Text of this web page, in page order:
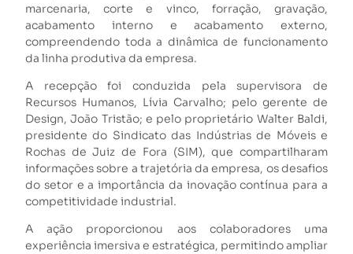
marcenaria, corte e vinco, forração, gravação,
acabamento interno e acabamento externo,
compreendendo toda a dinâmica de funcionamento
da linha produtiva da empresa.
A recepção foi conduzida pela supervisora de
Recursos Humanos, Lívia Carvalho; pelo gerente de
Design, João Tristão; e pelo proprietário Walter Baldi,
presidente do Sindicato das Indústrias de Móveis e
Rochas de Juiz de Fora (SIM), que compartilharam
informações sobre a trajetória da empresa, os desafios
do setor e a importância da inovação contínua para a
competitividade industrial.
A ação proporcionou aos colaboradores uma
experiência imersiva e estratégica, permitindo ampliar